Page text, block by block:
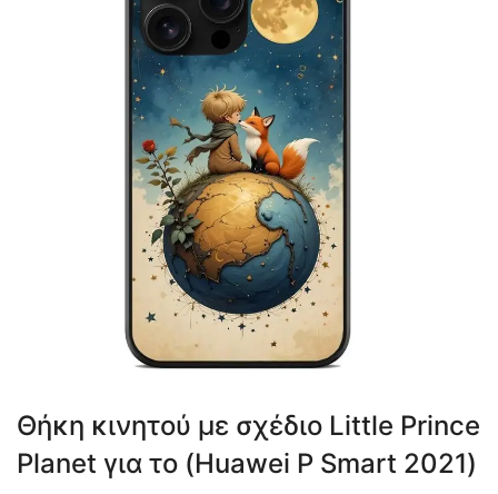
Θήκη κινητού με σχέδιο Little Prince
Planet για το (Huawei P Smart 2021)